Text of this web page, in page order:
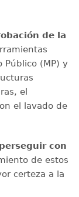
de la
Público (MP) y
el
el lavado de
con
de estos
certeza a la